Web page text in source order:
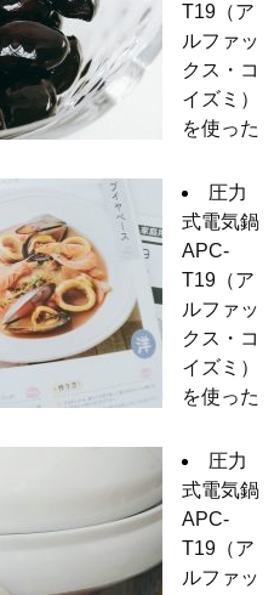
T19（ア
ルファッ
クス・コ
イズミ）
を使った
圧力
式電気鍋
APC-
T19（ア
ルファッ
クス・コ
イズミ）
を使った
圧力
式電気鍋
APC-
T19（ア
ルファッ